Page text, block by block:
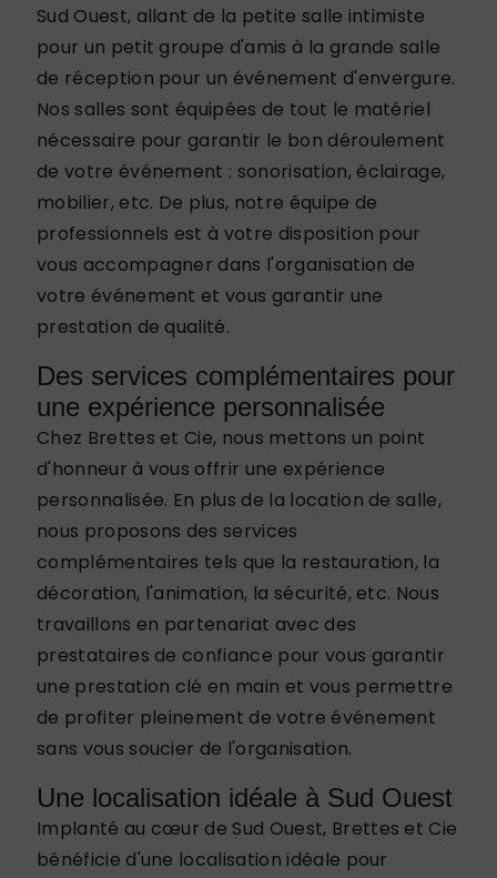
Sud Ouest, allant de la petite salle intimiste
pour un petit groupe d'amis à la grande salle
de réception pour un événement d'envergure.
Nos salles sont équipées de tout le matériel
nécessaire pour garantir le bon déroulement
de votre événement : sonorisation, éclairage,
mobilier, etc. De plus, notre équipe de
professionnels est à votre disposition pour
vous accompagner dans l'organisation de
votre événement et vous garantir une
prestation de qualité.
Des services complémentaires pour
une expérience personnalisée
Chez Brettes et Cie, nous mettons un point
d'honneur à vous offrir une expérience
personnalisée. En plus de la location de salle,
nous proposons des services
complémentaires tels que la restauration, la
décoration, l'animation, la sécurité, etc. Nous
travaillons en partenariat avec des
prestataires de confiance pour vous garantir
une prestation clé en main et vous permettre
de profiter pleinement de votre événement
sans vous soucier de l'organisation.
Une localisation idéale à Sud Ouest
Implanté au cœur de Sud Ouest, Brettes et Cie
bénéficie d'une localisation idéale pour